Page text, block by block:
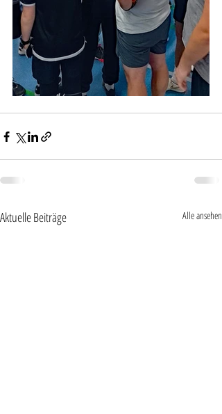
Aktuelle Beiträge Alle ansehen